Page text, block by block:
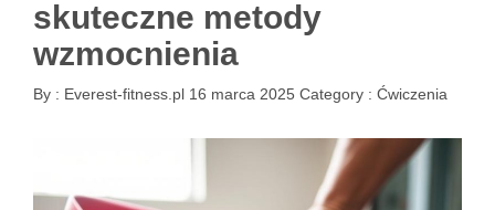
skuteczne metody
wzmocnienia
By : Everest-fitness.pl 16 marca 2025 Category : Ćwiczenia